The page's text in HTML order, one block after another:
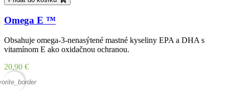
Omega E ™
Obsahuje omega-3-nenasýtené mastné kyseliny EPA a DHA s
vitamínom E ako oxidačnou ochranou.
Cena
20,90 €